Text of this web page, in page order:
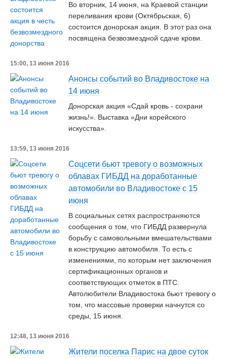
Во вторник, 14 июня, на Краевой станции
переливания крови (Октябрьская, 6)
состоится донорская акция. В этот раз она
посвящена безвозмездной сдаче крови.
15:00, 13 июня 2016
Анонсы событий во Владивостоке на
14 июня
Донорская акция «Сдай кровь - сохрани
жизнь!». Выставка «Дни корейского
искусства».
13:59, 13 июня 2016
Соцсети бьют тревогу о возможных
облавах ГИБДД на доработанные
автомобили во Владивостоке с 15
июня
В социальных сетях распространяются
сообщения о том, что ГИБДД развернула
борьбу с самовольными вмешательствами
в конструкцию автомобиля. То есть с
изменениями, по которым нет заключения
сертификационных органов и
соответствующих отметок в ПТС.
Автолюбители Владивостока бьют тревогу о
том, что массовые проверки начнутся со
среды, 15 июня.
12:48, 13 июня 2016
Жители поселка Парис на двое суток